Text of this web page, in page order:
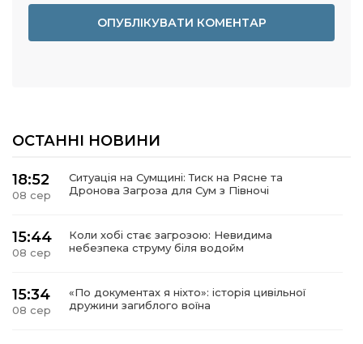
ОСТАННІ НОВИНИ
18:52
08 сер
Ситуація на Сумщині: Тиск на Рясне та
Дронова Загроза для Сум з Півночі
15:44
08 сер
Коли хобі стає загрозою: Невидима
небезпека струму біля водойм
15:34
08 сер
«По документах я ніхто»: історія цивільної
дружини загиблого воїна